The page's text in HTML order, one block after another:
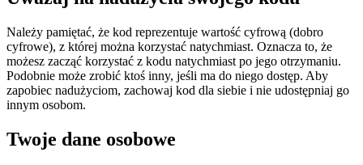
Należy pamiętać, że kod reprezentuje wartość cyfrową (dobro
cyfrowe), z której można korzystać natychmiast. Oznacza to, że
możesz zacząć korzystać z kodu natychmiast po jego otrzymaniu.
Podobnie może zrobić ktoś inny, jeśli ma do niego dostęp. Aby
zapobiec nadużyciom, zachowaj kod dla siebie i nie udostępniaj go
innym osobom.
Twoje dane osobowe